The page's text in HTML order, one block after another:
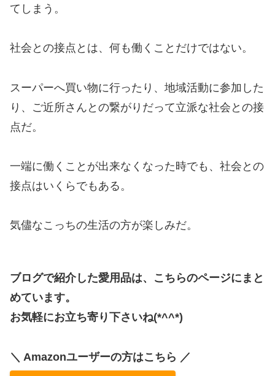
てしまう。
社会との接点とは、何も働くことだけではない。
スーパーへ買い物に行ったり、地域活動に参加した
り、ご近所さんとの繋がりだって立派な社会との接
点だ。
一端に働くことが出来なくなった時でも、社会との
接点はいくらでもある。
気儘なこっちの生活の方が楽しみだ。
ブログで紹介した愛用品は、こちらのページにまと
めています。
お気軽にお立ち寄り下さいね(*^^*)
＼ Amazonユーザーの方はこちら ／